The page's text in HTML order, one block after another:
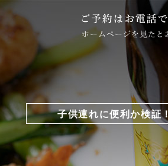
子供連れに便利か検証！